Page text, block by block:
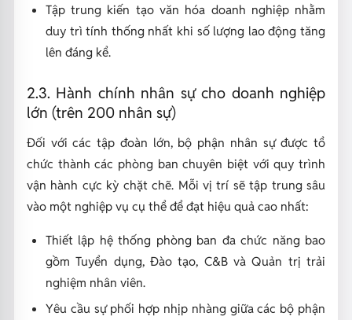
Tập trung kiến tạo văn hóa doanh nghiệp nhằm
duy trì tính thống nhất khi số lượng lao động tăng
lên đáng kể.
2.3. Hành chính nhân sự cho doanh nghiệp
lớn (trên 200 nhân sự)
Đối với các tập đoàn lớn, bộ phận nhân sự được tổ
chức thành các phòng ban chuyên biệt với quy trình
vận hành cực kỳ chặt chẽ. Mỗi vị trí sẽ tập trung sâu
vào một nghiệp vụ cụ thể để đạt hiệu quả cao nhất:
Thiết lập hệ thống phòng ban đa chức năng bao
gồm Tuyển dụng, Đào tạo, C&B và Quản trị trải
nghiệm nhân viên.
Yêu cầu sự phối hợp nhịp nhàng giữa các bộ phận